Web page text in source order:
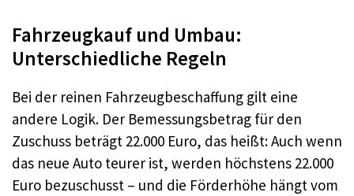
Fahrzeugkauf und Umbau:
Unterschiedliche Regeln
Bei der reinen Fahrzeugbeschaffung gilt eine
andere Logik. Der Bemessungsbetrag für den
Zuschuss beträgt 22.000 Euro, das heißt: Auch wenn
das neue Auto teurer ist, werden höchstens 22.000
Euro bezuschusst – und die Förderhöhe hängt vom